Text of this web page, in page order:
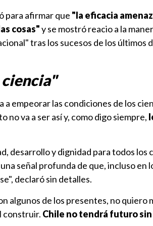
para afirmar que "la eficacia
cosas"y se mostró reacio a la
tras los sucesos de los últimos
empeorar las condiciones de los
va a ser así y, como digo siempre,
desarrollo y dignidad para todos los
señal profunda de que, incluso en
declaró sin detalles.
algunos de los presentes, no quiero
construir. Chile no tendrá futuro sin